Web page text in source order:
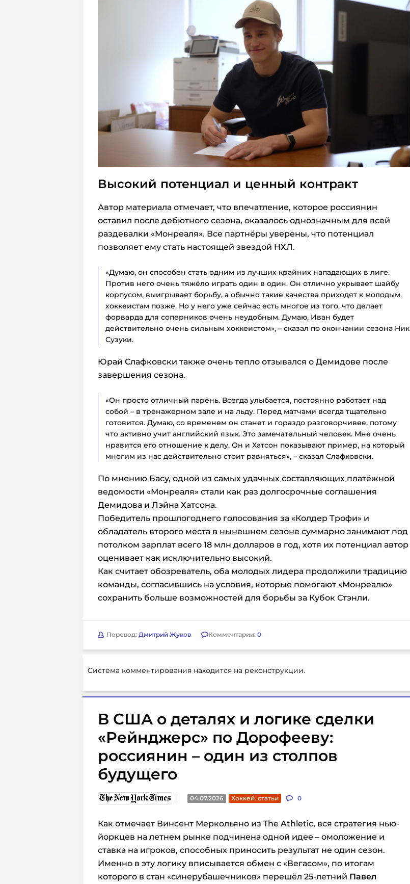
Высокий потенциал и ценный контракт
Автор материала отмечает, что впечатление, которое россиянин
оставил после дебютного сезона, оказалось однозначным для всей
раздевалки «Монреаля». Все партнёры уверены, что потенциал
позволяет ему стать настоящей звездой НХЛ.
«Думаю, он способен стать одним из лучших крайних нападающих в лиге.
Против него очень тяжёло играть один в один. Он отлично укрывает шайбу
корпусом, выигрывает борьбу, а обычно такие качества приходят к молодым
хоккеистам позже. Но у него уже сейчас есть многое из того, что делает
форварда для соперников очень неудобным. Думаю, Иван будет
действительно очень сильным хоккеистом», – сказал по окончании сезона Ник
Сузуки.
Юрай Слафковски также очень тепло отзывался о Демидове после
завершения сезона.
«Он просто отличный парень. Всегда улыбается, постоянно работает над
собой – в тренажерном зале и на льду. Перед матчами всегда тщательно
готовится. Думаю, со временем он станет и гораздо разговорчивее, потому
что активно учит английский язык. Это замечательный человек. Мне очень
нравится его отношение к делу. Он и Хатсон показывают пример, на который
многим из нас действительно стоит равняться», – сказал Слафковски.
По мнению Басу, одной из самых удачных составляющих платёжной
ведомости «Монреаля» стали как раз долгосрочные соглашения
Демидова и Лэйна Хатсона.
Победитель прошлогоднего голосования за «Колдер Трофи» и
обладатель второго места в нынешнем сезоне суммарно занимают под
потолком зарплат всего 18 млн долларов в год, хотя их потенциал автор
оценивает как исключительно высокий.
Как считает обозреватель, оба молодых лидера продолжили традицию
команды, согласившись на условия, которые помогают «Монреалю»
сохранить больше возможностей для борьбы за Кубок Стэнли.
Перевод: Дмитрий Жуков Комментарии: 0
Система комментирования находится на реконструкции.
В США о деталях и логике сделки
«Рейнджерс» по Дорофееву:
россиянин – один из столпов
будущего
04.07.2026 Хоккей. статьи 0
Как отмечает Винсент Меркольяно из The Athletic, вся стратегия нью-
йоркцев на летнем рынке подчинена одной идее – омоложение и
ставка на игроков, способных приносить результат не один сезон.
Именно в эту логику вписывается обмен с «Вегасом», по итогам
которого в стан «синерубашечников» перешёл 25-летний Павел